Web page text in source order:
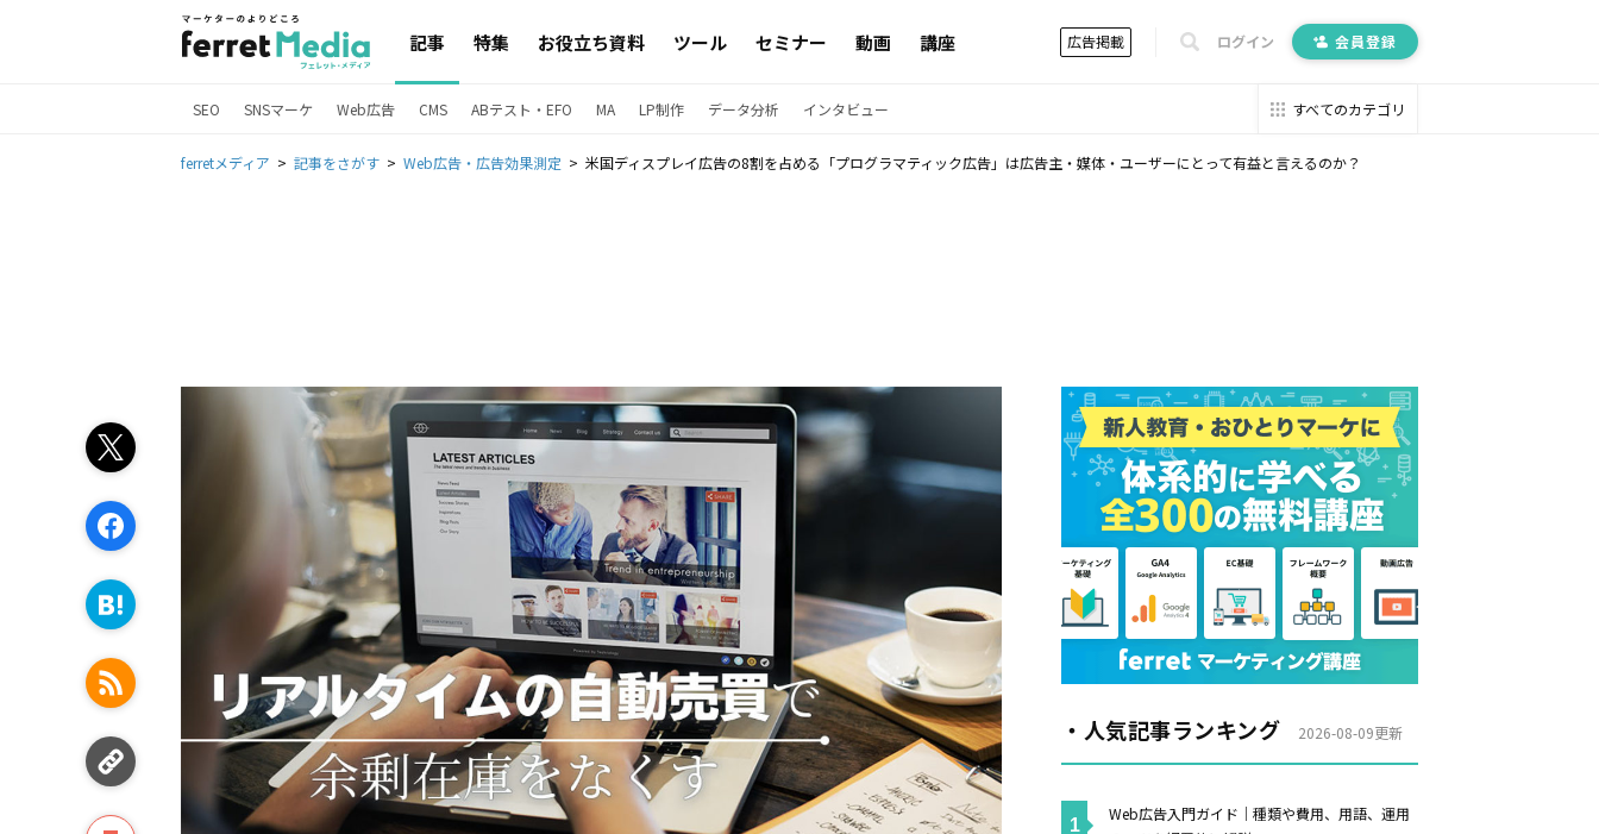
記事 特集 お役立ち資料 ツール セミナー 動画 講座 広告掲載 ログイン 会員登録
SEO SNSマーケ Web広告 CMS ABテスト・EFO MA LP制作 データ分析 インタビュー すべてのカテゴリ
ferretメディア 記事をさがす Web広告・広告効果測定 米国ディスプレイ広告の8割を占める「プログラマティック広告」は広告主・媒体・ユーザーにとって有益と言えるのか？
・人気記事ランキング 2026-08-09更新
Web広告入門ガイド｜種類や費用、用語、運用